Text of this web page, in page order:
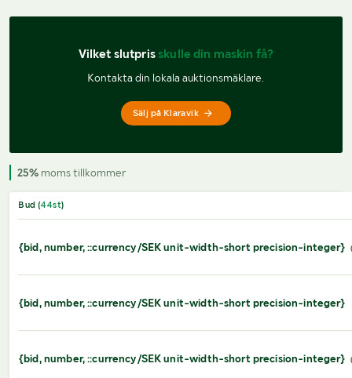
Vilket slutpris skulle din maskin få?
Kontakta din lokala auktionsmäklare.
Sälj på Klaravik
25% moms tillkommer
Bud (44st)
{bid, number, ::currency/SEK unit-width-short precision-integer}
{bid, number, ::currency/SEK unit-width-short precision-integer}
{bid, number, ::currency/SEK unit-width-short precision-integer}